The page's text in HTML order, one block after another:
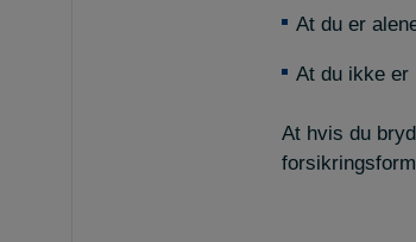
At du er
At du ikke er
At hvis du